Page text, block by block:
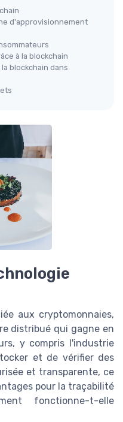
d'approvisionnement
à la blockchain
blockchain dans
aux cryptomonnaies,
distribué qui gagne en
y compris l'industrie
et de vérifier des
et transparente, ce
pour la traçabilité
fonctionne-t-elle